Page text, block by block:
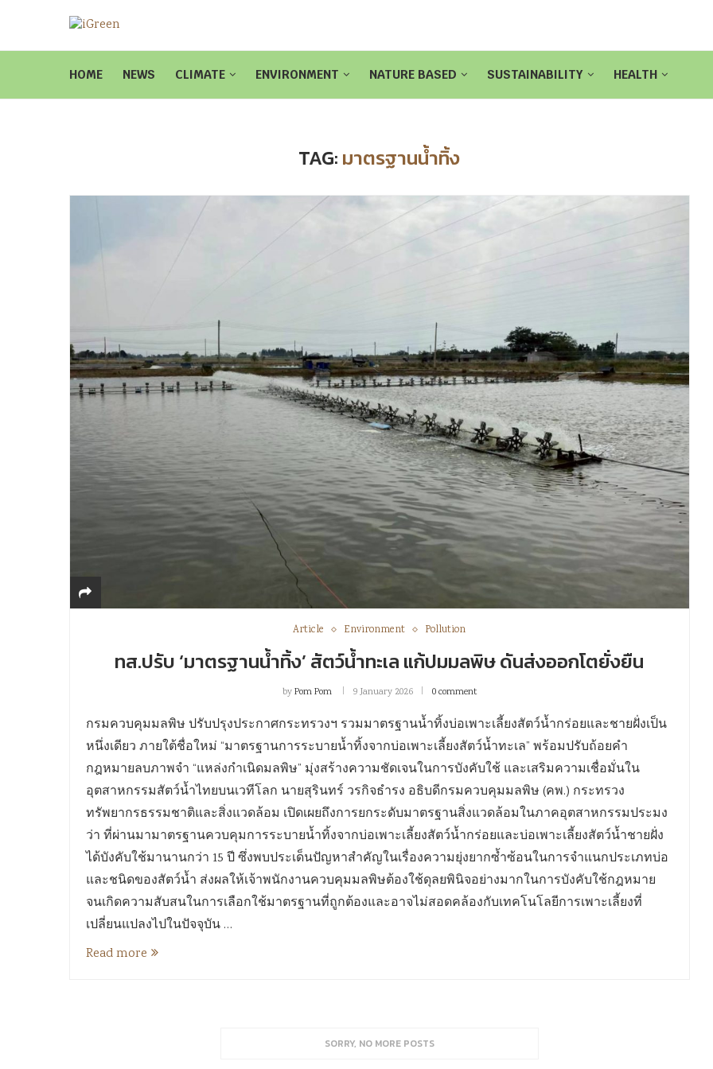
HOME NEWS CLIMATE ENVIRONMENT NATURE BASED SUSTAINABILITY HEALTH
TAG: มาตรฐานน้ำทิ้ง
Article Environment Pollution
ทส.ปรับ ‘มาตรฐานน้ำทิ้ง’ สัตว์น้ำทะเล แก้ปมมลพิษ ดันส่งออกโตยั่งยืน
byPom Pom 9 January 2026 0 comment
กรมควบคุมมลพิษ ปรับปรุงประกาศกระทรวงฯ รวมมาตรฐานน้ำทิ้งบ่อเพาะเลี้ยงสัตว์น้ำกร่อยและชายฝั่งเป็น
หนึ่งเดียว ภายใต้ชื่อใหม่ “มาตรฐานการระบายน้ำทิ้งจากบ่อเพาะเลี้ยงสัตว์น้ำทะเล” พร้อมปรับถ้อยคำ
กฎหมายลบภาพจำ “แหล่งกำเนิดมลพิษ” มุ่งสร้างความชัดเจนในการบังคับใช้ และเสริมความเชื่อมั่นใน
อุตสาหกรรมสัตว์น้ำไทยบนเวทีโลก นายสุรินทร์ วรกิจธำรง อธิบดีกรมควบคุมมลพิษ (คพ.) กระทรวง
ทรัพยากรธรรมชาติและสิ่งแวดล้อม เปิดเผยถึงการยกระดับมาตรฐานสิ่งแวดล้อมในภาคอุตสาหกรรมประมง
ว่า ที่ผ่านมามาตรฐานควบคุมการระบายน้ำทิ้งจากบ่อเพาะเลี้ยงสัตว์น้ำกร่อยและบ่อเพาะเลี้ยงสัตว์น้ำชายฝั่ง
ได้บังคับใช้มานานกว่า 15 ปี ซึ่งพบประเด็นปัญหาสำคัญในเรื่องความยุ่งยากซ้ำซ้อนในการจำแนกประเภทบ่อ
และชนิดของสัตว์น้ำ ส่งผลให้เจ้าพนักงานควบคุมมลพิษต้องใช้ดุลยพินิจอย่างมากในการบังคับใช้กฎหมาย
จนเกิดความสับสนในการเลือกใช้มาตรฐานที่ถูกต้องและอาจไม่สอดคล้องกับเทคโนโลยีการเพาะเลี้ยงที่
เปลี่ยนแปลงไปในปัจจุบัน …
Read more
SORRY, NO MORE POSTS